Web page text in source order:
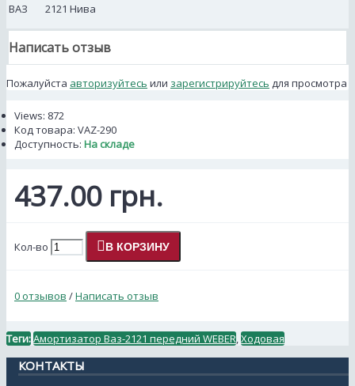
ВАЗ
2121 Нива
Написать отзыв
Пожалуйста авторизуйтесь или зарегистрируйтесь для просмотра
Views: 872
Код товара: VAZ-290
Доступность: На складе
437.00 грн.
Кол-во В КОРЗИНУ
0 отзывов /Написать отзыв
Теги:Амортизатор Ваз-2121 передний WEBER Ходовая
КОНТАКТЫ